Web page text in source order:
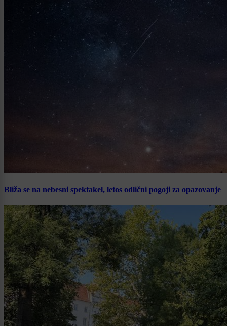
Bliža se na nebesni spektakel, letos odlični pogoji za opazovanje